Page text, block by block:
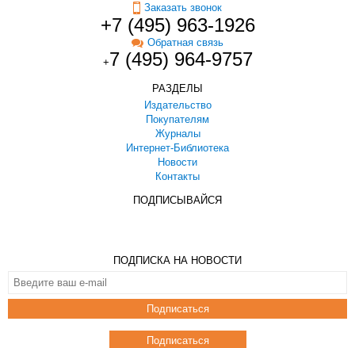
Заказать звонок
+7 (495) 963-1926
Обратная связь
+7 (495) 964-9757
РАЗДЕЛЫ
Издательство
Покупателям
Журналы
Интернет-Библиотека
Новости
Контакты
ПОДПИСЫВАЙСЯ
ПОДПИСКА НА НОВОСТИ
Подписаться
Подписаться